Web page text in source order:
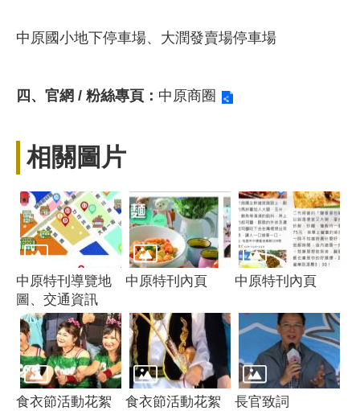
中原國小地下停車場、大潤發賣場停車場
四、官網 / 粉絲專頁： 中原商圈
相關圖片
中原特刊導覽地
圖、交通資訊
中原特刊內頁 中原特刊內頁
食衣節活動花絮 食衣節活動花絮 長官致詞